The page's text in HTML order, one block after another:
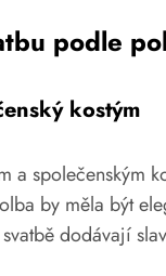
podle
kostým
společenským
by měla být
dodávají